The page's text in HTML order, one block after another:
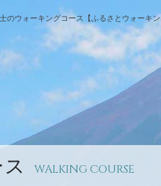
のウォーキングコース【ふるさとウォーキ
WALKING COURSE